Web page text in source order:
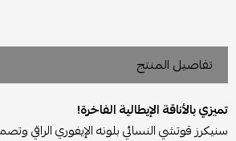
تفاصيل المنتج
تميزي بالأناقة الإيطالية الفاخرة!
سنيكرز قوتشي النسائي بلونه الإيفوري الراقي